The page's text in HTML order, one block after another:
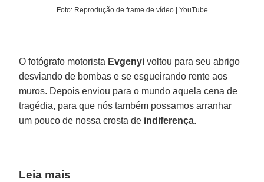
Foto: Reprodução de frame de vídeo | YouTube
O fotógrafo motorista Evgenyi voltou para seu abrigo
desviando de bombas e se esgueirando rente aos
muros. Depois enviou para o mundo aquela cena de
tragédia, para que nós também possamos arranhar
um pouco de nossa crosta de indiferença.
Leia mais